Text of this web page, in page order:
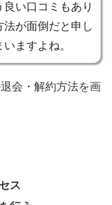
い口コミもあり
法が面倒だと申し
ますよね。
会・解約方法を画
ス